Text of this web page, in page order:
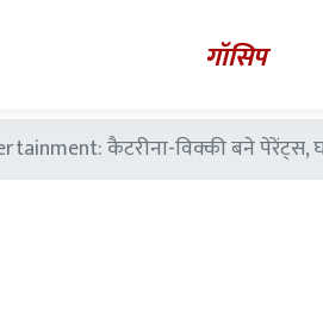
गॉसिप
कैटरीना-विक्की बने पेरेंट्स,